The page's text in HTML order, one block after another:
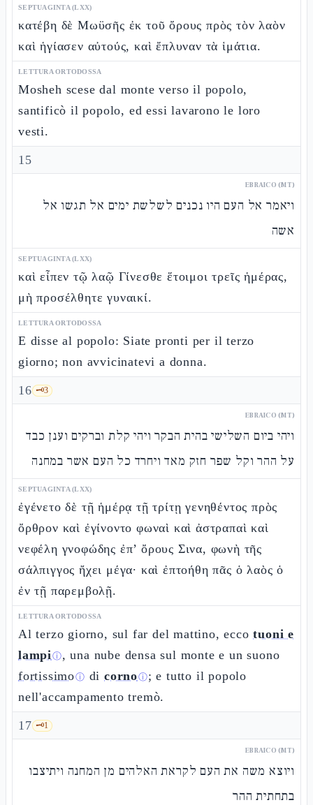
SEPTUAGINTA (LXX)
κατέβη δὲ Μωϋσῆς ἐκ τοῦ ὄρους πρὸς τὸν λαὸν
καὶ ἡγίασεν αὐτούς, καὶ ἔπλυναν τὰ ἱμάτια.
LETTURA ORTODOSSA
Mosheh scese dal monte verso il popolo,
santificò il popolo, ed essi lavarono le loro
vesti.
15
EBRAICO (MT)
ויאמר אל העם היו נכנים לשלשת ימים אל תגשו אל
אשה
SEPTUAGINTA (LXX)
καὶ εἶπεν τῷ λαῷ Γίνεσθε ἕτοιμοι τρεῖς ἡμέρας,
μὴ προσέλθητε γυναικί.
LETTURA ORTODOSSA
E disse al popolo: Siate pronti per il terzo
giorno; non avvicinatevi a donna.
16 🗝️3
EBRAICO (MT)
ויהי ביום השלישי בהית הבקר ויהי קלת וברקים וענן כבד
על ההר וקל שפר חזק מאד ויחרד כל העם אשר במחנה
SEPTUAGINTA (LXX)
ἐγένετο δὲ τῇ ἡμέρᾳ τῇ τρίτῃ γενηθέντος πρὸς
ὄρθρον καὶ ἐγίνοντο φωναὶ καὶ ἀστραπαὶ καὶ
νεφέλη γνοφώδης ἐπ’ ὄρους Σινα, φωνὴ τῆς
σάλπιγγος ἤχει μέγα· καὶ ἐπτοήθη πᾶς ὁ λαὸς ὁ
ἐν τῇ παρεμβολῇ.
LETTURA ORTODOSSA
Al terzo giorno, sul far del mattino, eccotuoni e
lampiⓘ, una nube densa sul monte e un suono
fortissimoⓘ dicornoⓘ; e tutto il popolo
nell'accampamento tremò.
17 🗝️1
EBRAICO (MT)
ויוצא משה את העם לקראת האלהים מן המחנה ויתיצבו
בתחתית ההר